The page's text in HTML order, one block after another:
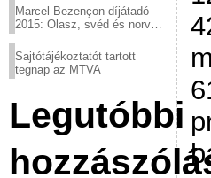
Marcel Bezençon díjátadó
2015: Olasz, svéd és norvég
Sajtótájékoztatót tartott
tegnap az MTVA
Legutóbbi